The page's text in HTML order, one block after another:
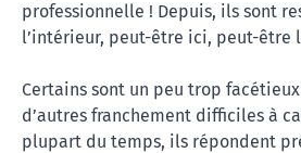
professionnelle ! Depuis, ils sont
l’intérieur, peut-être ici, peut-être
Certains sont un peu trop
d’autres franchement difficiles à
plupart du temps, ils répondent